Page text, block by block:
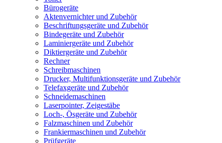
Bürogeräte
Aktenvernichter und Zubehör
Beschriftungsgeräte und Zubehör
Bindegeräte und Zubehör
Laminiergeräte und Zubehör
Diktiergeräte und Zubehör
Rechner
Schreibmaschinen
Drucker, Multifunktionsgeräte und Zubehör
Telefaxgeräte und Zubehör
Schneidemaschinen
Laserpointer, Zeigestäbe
Loch-, Ösgeräte und Zubehör
Falzmaschinen und Zubehör
Frankiermaschinen und Zubehör
Prüfgeräte